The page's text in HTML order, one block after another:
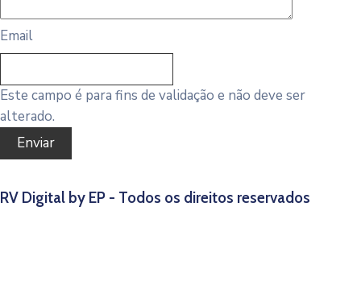
Email
Este campo é para fins de validação e não deve ser
alterado.
RV Digital by EP - Todos os direitos reservados